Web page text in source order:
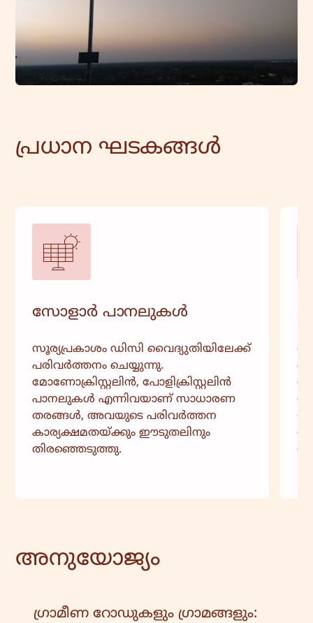
പ്രധാന ഘടകങ്ങൾ
സോളാർ പാനലുകൾ
സൂര്യപ്രകാശം ഡിസി വൈദ്യുതിയിലേക്ക്
പരിവർത്തനം ചെയ്യുന്നു.
മോണോക്രിസ്റ്റലിൻ, പോളിക്രിസ്റ്റലിൻ
പാനലുകൾ എന്നിവയാണ് സാധാരണ
തരങ്ങൾ, അവയുടെ പരിവർത്തന
കാര്യക്ഷമതയ്ക്കും ഈടുതലിനും
തിരഞ്ഞെടുത്തു.
അനുയോജ്യം
ഗ്രാമീണ റോഡുകളും ഗ്രാമങ്ങളും: